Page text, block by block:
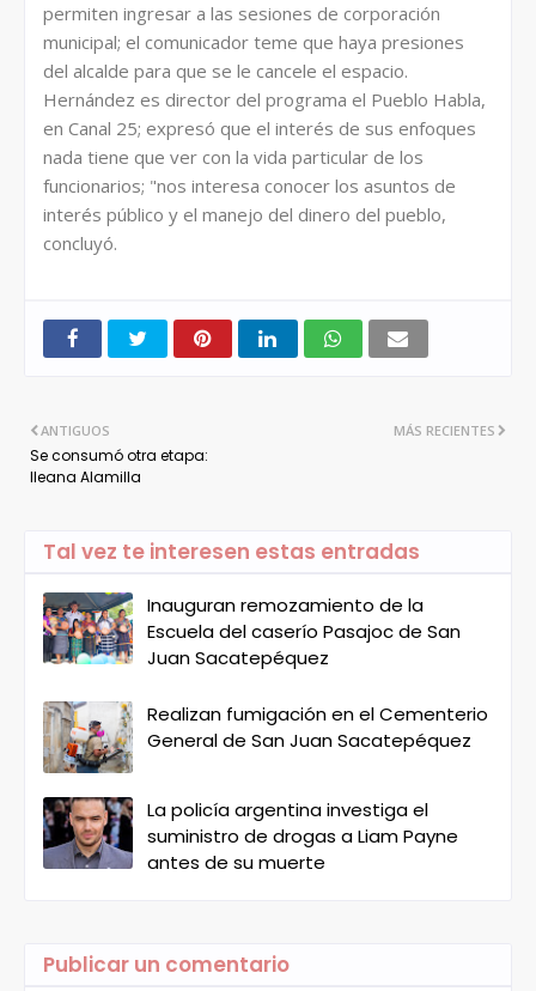
permiten ingresar a las sesiones de corporación
municipal; el comunicador teme que haya presiones
del alcalde para que se le cancele el espacio.
Hernández es director del programa el Pueblo Habla,
en Canal 25; expresó que el interés de sus enfoques
nada tiene que ver con la vida particular de los
funcionarios; "nos interesa conocer los asuntos de
interés público y el manejo del dinero del pueblo,
concluyó.
MÁS RECIENTES
ANTIGUOS
Se consumó otra etapa:
Ileana Alamilla
Tal vez te interesen estas entradas
Inauguran remozamiento de la
Escuela del caserío Pasajoc de San
Juan Sacatepéquez
Realizan fumigación en el Cementerio
General de San Juan Sacatepéquez
La policía argentina investiga el
suministro de drogas a Liam Payne
antes de su muerte
Publicar un comentario